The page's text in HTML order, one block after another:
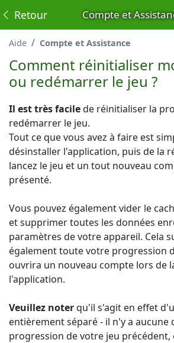
Compte et
Retour
Aide Compte et Assistance
Comment réinitialiser
ou redémarrer le jeu ?
Il est très facilede réinitialiser la
redémarrer le jeu.
Tout ce que vous avez à faire est
désinstaller l'application, puis de la
lancez le jeu et un tout nouveau
présenté.
Vous pouvez également vider le
et supprimer toutes les données
paramètres de votre appareil. Cela
également toute votre progression
ouvrira un nouveau compte lors de
l'application.
Veuillez noterqu'il s'agit en effet
entièrement séparé - il n'y a aucune
progression de votre jeu précédent,